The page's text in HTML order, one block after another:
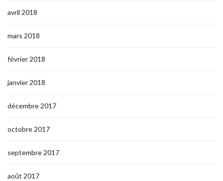
avril 2018
mars 2018
février 2018
janvier 2018
décembre 2017
octobre 2017
septembre 2017
août 2017